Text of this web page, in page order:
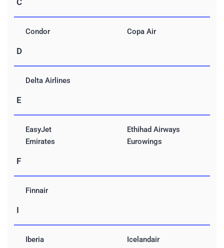
C
Condor Copa Air
D
Delta Airlines
E
EasyJet
Emirates
Ethihad Airways
Eurowings
F
Finnair
Iberia Icelandair